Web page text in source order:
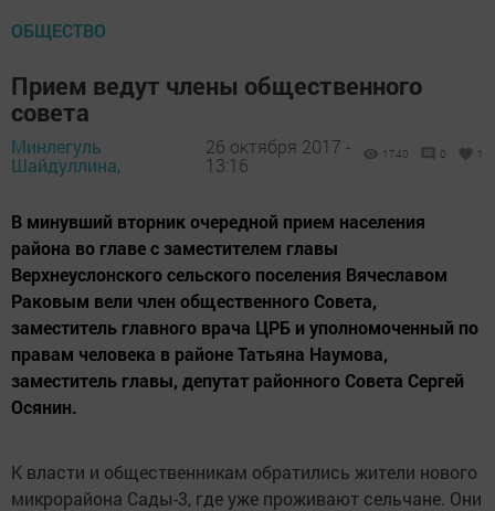
ОБЩЕСТВО
Прием ведут члены общественного
совета
Минлегуль
Шайдуллина,
26 октября 2017 -
13:16
1740 0 1
В минувший вторник очередной прием населения
района во главе с заместителем главы
Верхнеуслонского сельского поселения Вячеславом
Раковым вели член общественного Совета,
заместитель главного врача ЦРБ и уполномоченный по
правам человека в районе Татьяна Наумова,
заместитель главы, депутат районного Совета Сергей
Осянин.
К власти и общественникам обратились жители нового
микрорайона Сады-3, где уже проживают сельчане. Они